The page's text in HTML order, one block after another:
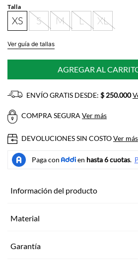
Talla
XS S M L XL
Ver guía de tallas
AGREGAR AL
ENVÍO GRATIS DESDE: $ 250.000
COMPRA SEGURAVer más
DEVOLUCIONES SIN COSTOVer más
Información del producto
Material
Garantía